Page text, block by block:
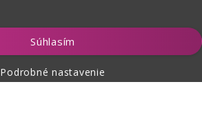
Súhlasím
Podrobné nastavenie
Vložiť do košíka